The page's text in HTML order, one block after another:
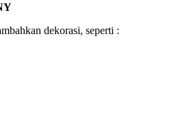
dekorasi, seperti :